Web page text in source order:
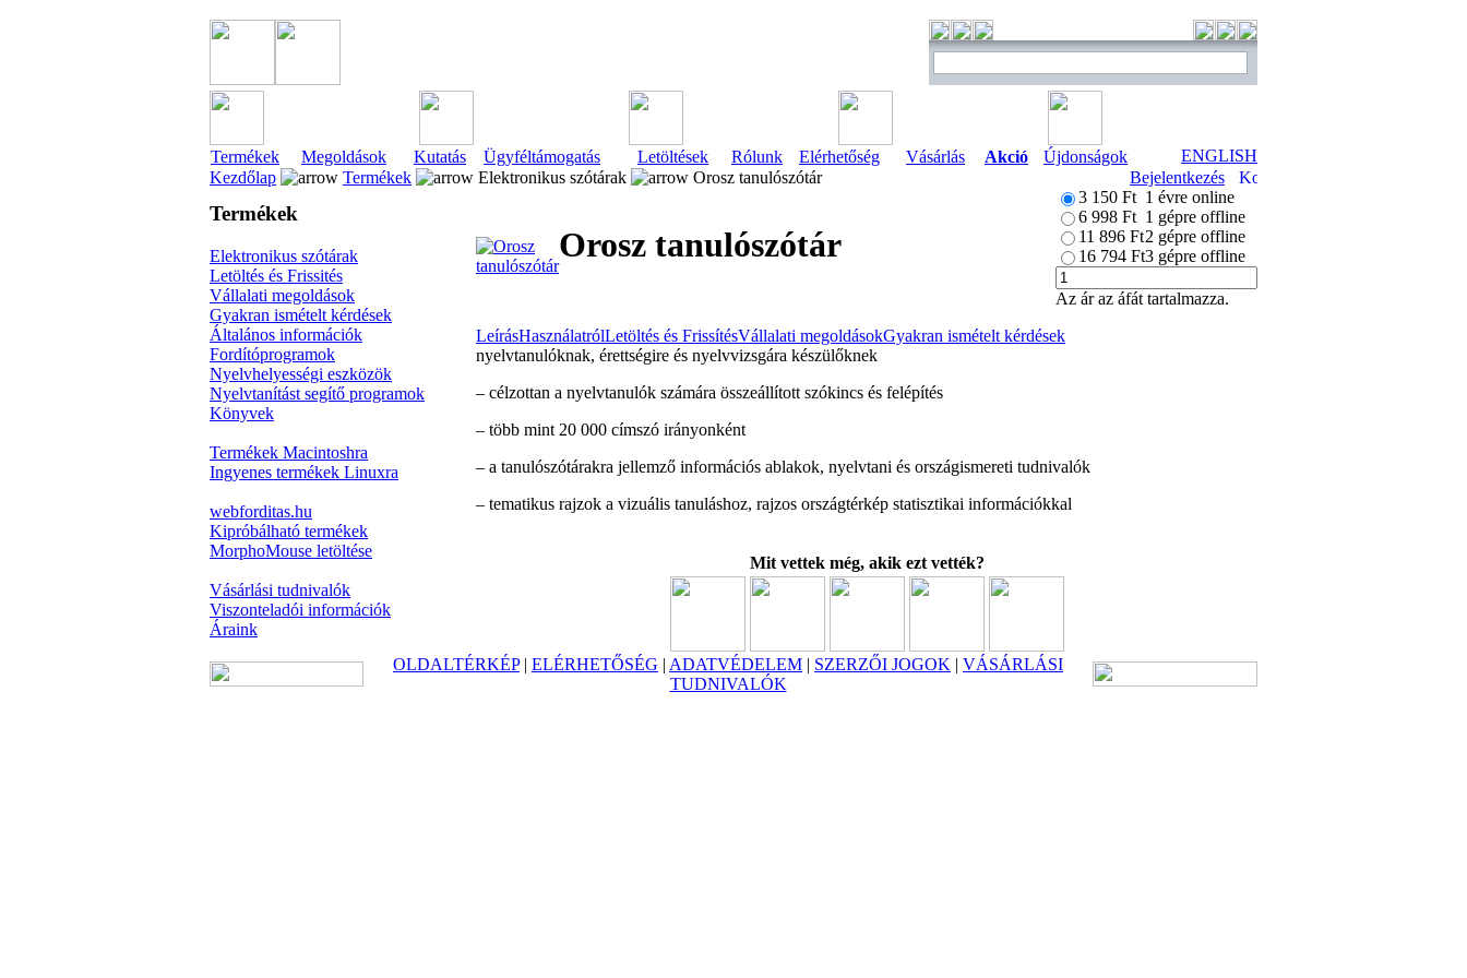
Termékek Megoldások Kutatás Ügyféltámogatás Letöltések Rólunk Elérhetőség Vásárlás Akció Újdonságok
ENGLISH
Kezdőlap
Termékek Elektronikus szótárak Orosz tanulószótár Bejelentkezés
Termékek
Elektronikus szótárak
Letöltés és Frissités
Vállalati megoldások
Gyakran ismételt kérdések
Általános információk
Fordítóprogramok
Nyelvhelyességi eszközök
Nyelvtanítást segítő programok
Könyvek
Termékek Macintoshra
Ingyenes termékek Linuxra
webforditas.hu
Kipróbálható termékek
MorphoMouse letöltése
Vásárlási tudnivalók
Viszonteladói információk
Áraink
Orosz tanulószótár
3 150 Ft 1 évre online
6 998 Ft 1 gépre offline
11 896 Ft2 gépre offline
16 794 Ft3 gépre offline
Az ár az áfát tartalmazza.
LeírásHasználatrólLetöltés és FrissítésVállalati megoldásokGyakran ismételt kérdések
nyelvtanulóknak, érettségire és nyelvvizsgára készülőknek
– célzottan a nyelvtanulók számára összeállított szókincs és felépítés
– több mint 20 000 címszó irányonként
– a tanulószótárakra jellemző információs ablakok, nyelvtani és országismereti tudnivalók
– tematikus rajzok a vizuális tanuláshoz, rajzos országtérkép statisztikai információkkal
Mit vettek még, akik ezt vették?
OLDALTÉRKÉP| ELÉRHETŐSÉG | ADATVÉDELEM | SZERZŐI JOGOK | VÁSÁRLÁSI
TUDNIVALÓK